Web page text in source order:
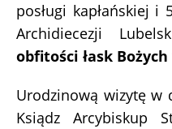
posługi kapłańskiej
Archidiecezji
obfitości łask
Urodzinową wizytę w
Ksiądz Arcybiskup